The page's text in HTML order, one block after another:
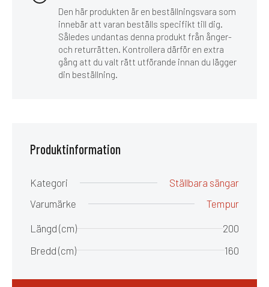
Den här produkten är en beställningsvara som
innebär att varan beställs specifikt till dig.
Således undantas denna produkt från ånger-
och returrätten. Kontrollera därför en extra
gång att du valt rätt utförande innan du lägger
din beställning.
Produktinformation
Kategori
Ställbara sängar
Varumärke
Tempur
Längd (cm)
200
Bredd (cm)
160